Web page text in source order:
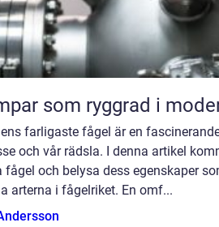
som ryggrad i
farligaste fågel är en
och vår rädsla. I denna artikel
fågel och belysa dess egenskaper
arterna i fågelriket. En omf...